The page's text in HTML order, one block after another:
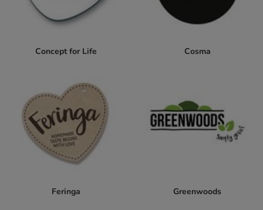
Concept for Life Cosma
Feringa Greenwoods